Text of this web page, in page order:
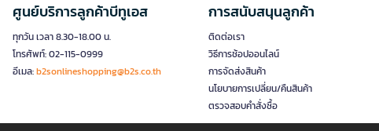
ศูนย์บริการลูกค้าบีทูเอส
ทุกวัน เวลา 8.30-18.00 น.
โทรศัพท์: 02-115-0999
อีเมล:b2sonlineshopping@b2s.co.th
การสนับสนุนลูกค้า
ติดต่อเรา
วิธีการช้อปออนไลน์
การจัดส่งสินค้า
นโยบายการเปลี่ยน/คืนสินค้า
ตรวจสอบคำสั่งซื้อ